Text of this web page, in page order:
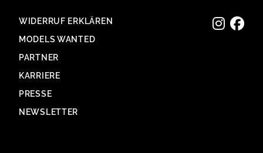
WIDERRUF ERKLÄREN
MODELS WANTED
PARTNER
KARRIERE
PRESSE
NEWSLETTER